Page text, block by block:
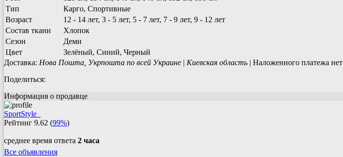
Тип
Карго, Спортивные
Возраст
12 - 14 лет, 3 - 5 лет, 5 - 7 лет, 7 - 9 лет, 9 - 12 лет
Состав ткани
Хлопок
Сезон
Деми
Цвет
Зелёный, Синий, Черный
Доставка: Нова Пошта, Укрпошта по всей Украине | Киевская область | Наложенного платежа
Поделиться:
Информация о продавце
SportStyle_
Рейтинг 9.62 (99%)
среднее время ответа 2 часа
Все объявления